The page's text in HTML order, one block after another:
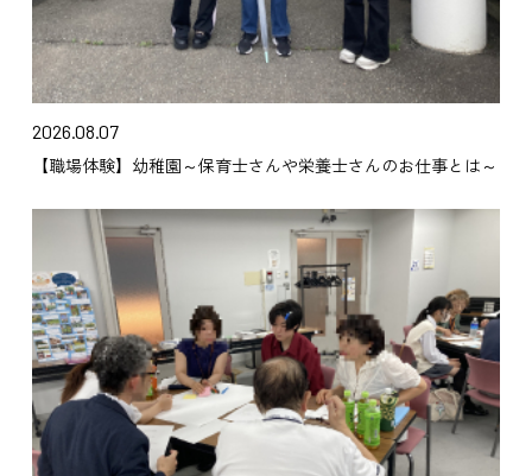
2026.08.07
【職場体験】幼稚園～保育士さんや栄養士さんのお仕事とは～